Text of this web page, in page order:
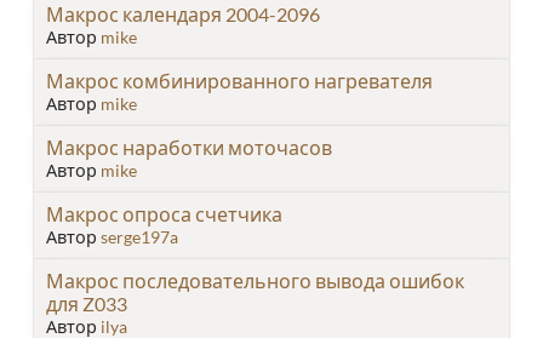
Макрос календаря 2004-2096
Автор mike
Макрос комбинированного нагревателя
Автор mike
Макрос наработки моточасов
Автор mike
Макрос опроса счетчика
Автор serge197a
Макрос последовательного вывода ошибок
для Z033
Автор ilya